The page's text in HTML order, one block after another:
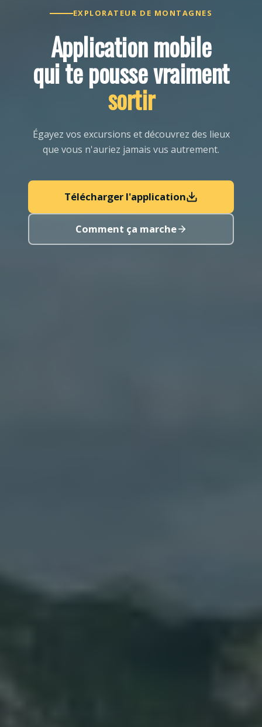
EXPLORATEUR DE MONTAGNES
Application mobile
qui te pousse vraiment
sortir
Égayez vos excursions et découvrez des lieux
que vous n'auriez jamais vus autrement.
Télécharger l'application
Comment ça marche